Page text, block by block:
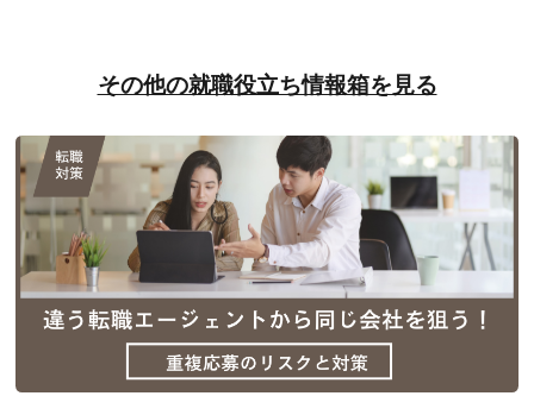
その他の就職役立ち情報箱を見る